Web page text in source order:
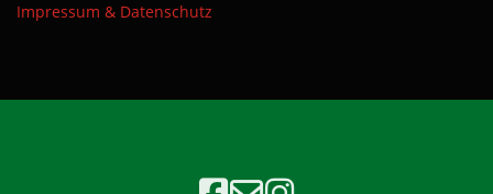
Impressum & Datenschutz